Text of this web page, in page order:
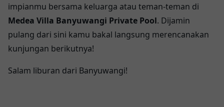
impianmu bersama keluarga atau teman-teman di
Medea Villa Banyuwangi Private Pool. Dijamin
pulang dari sini kamu bakal langsung merencanakan
kunjungan berikutnya!
Salam liburan dari Banyuwangi!